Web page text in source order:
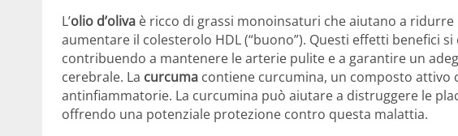
L’olio d’oliva è ricco di grassi monoinsaturi che aiutano a ridurre
aumentare il colesterolo HDL (“buono”). Questi effetti benefici
contribuendo a mantenere le arterie pulite e a garantire un
cerebrale. La curcuma contiene curcumina, un composto
antinfiammatorie. La curcumina può aiutare a distruggere le
offrendo una potenziale protezione contro questa malattia.